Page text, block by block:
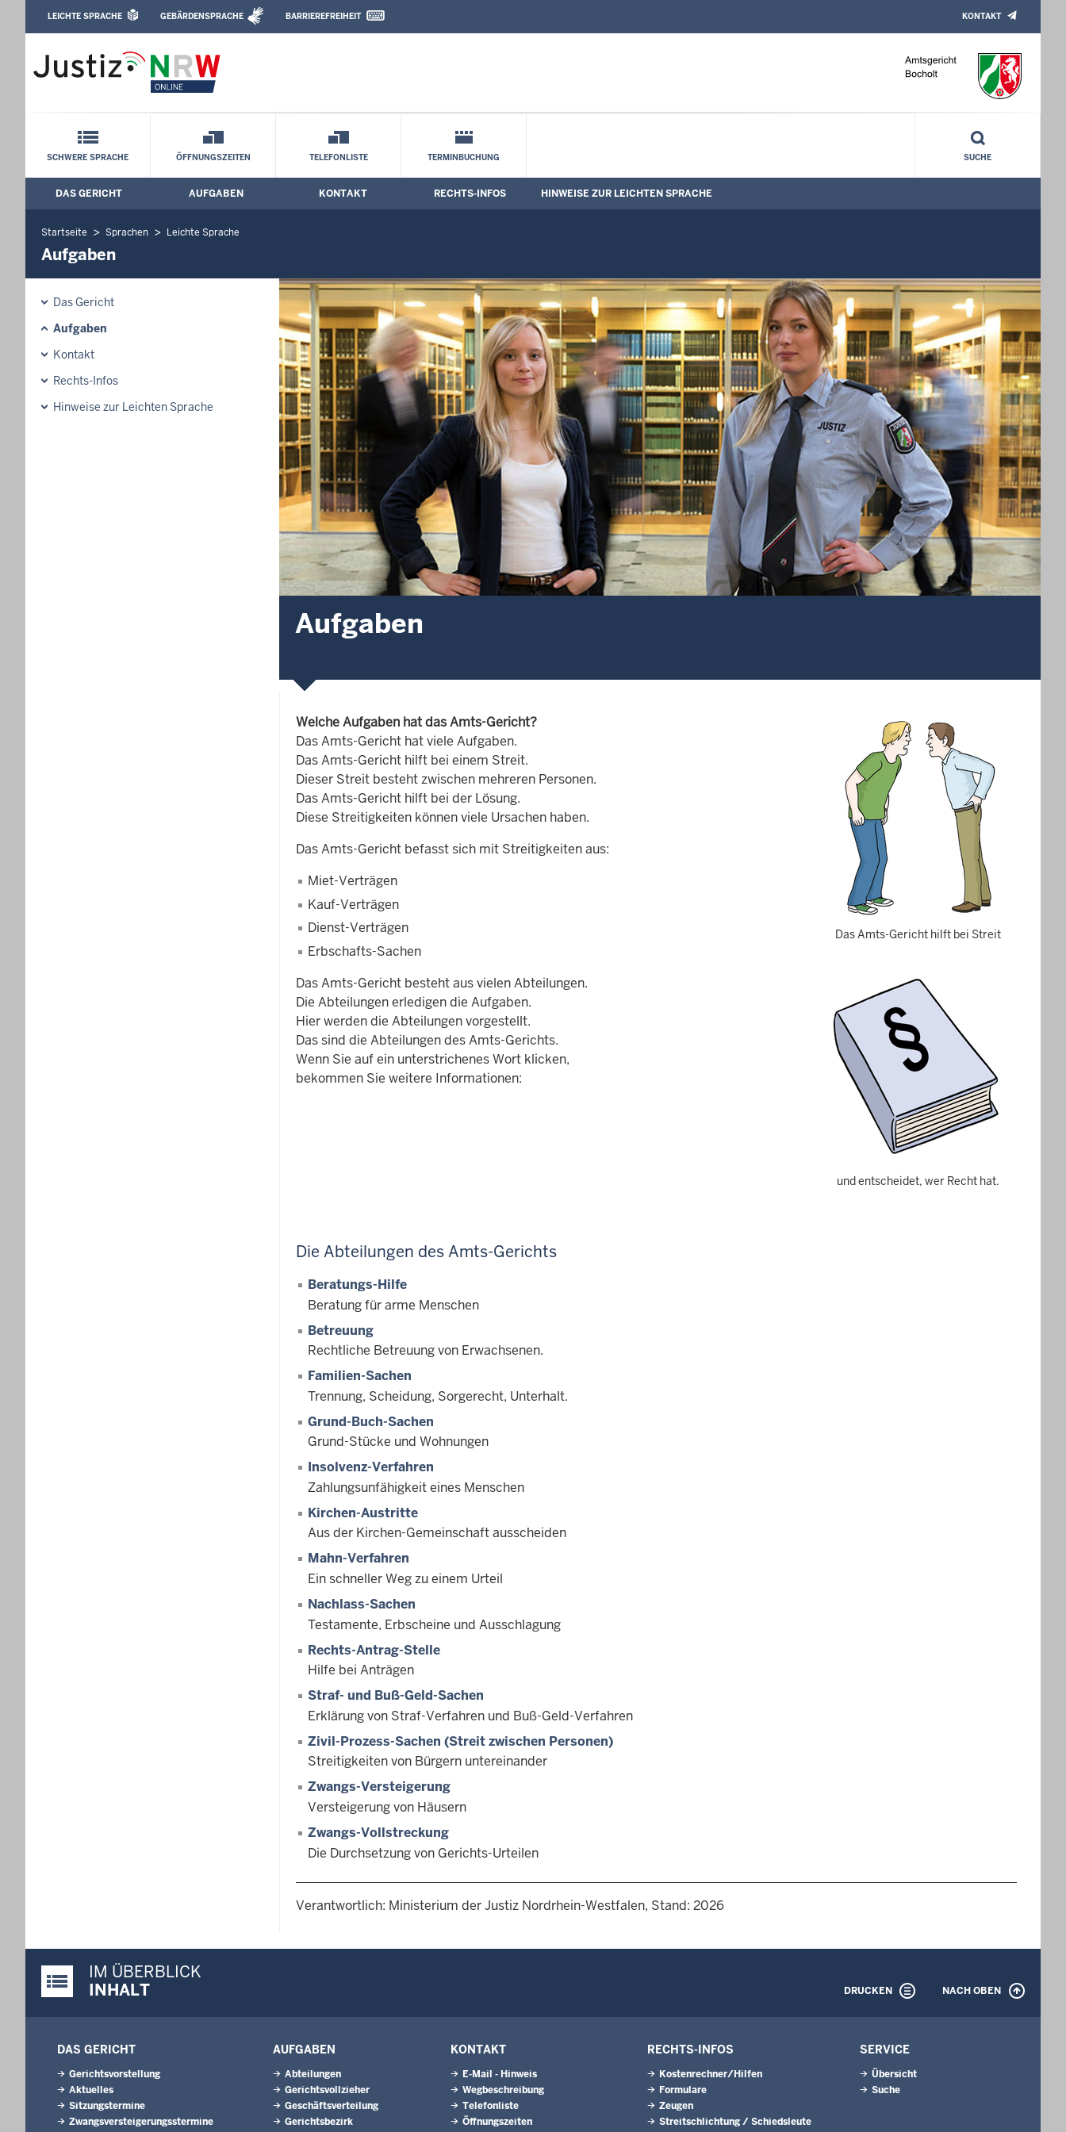
Amtsgericht Bocholt: Aufgaben
Leichte Sprache, Gebärdensprachenvideo und Kontaktformular
LEICHTE SPRACHE GEBÄRDENSPRACHE BARRIEREFREIHEIT KONTAKT
Schnellnavigation mit Volltext-Suche
SCHWERE SPRACHE ÖFFNUNGSZEITEN TELEFONLISTE TERMINBUCHUNG SUCHE
Hauptmenü: Hauptnavigation
DAS GERICHT AUFGABEN KONTAKT RECHTS-INFOS HINWEISE ZUR LEICHTEN SPRACHE
Startseite Sprachen Leichte Sprache
Aufgaben
Das Gericht
Aufgaben
Kontakt
Rechts-Infos
Hinweise zur Leichten Sprache
Aufgaben
Das Amts-Gericht hilft bei Streit
und entscheidet, wer Recht hat.
Welche Aufgaben hat das Amts-Gericht?
Das Amts-Gericht hat viele Aufgaben.
Das Amts-Gericht hilft bei einem Streit.
Dieser Streit besteht zwischen mehreren Personen.
Das Amts-Gericht hilft bei der Lösung.
Diese Streitigkeiten können viele Ursachen haben.
Das Amts-Gericht befasst sich mit Streitigkeiten aus:
Miet-Verträgen
Kauf-Verträgen
Dienst-Verträgen
Erbschafts-Sachen
Das Amts-Gericht besteht aus vielen Abteilungen.
Die Abteilungen erledigen die Aufgaben.
Hier werden die Abteilungen vorgestellt.
Das sind die Abteilungen des Amts-Gerichts.
Wenn Sie auf ein unterstrichenes Wort klicken,
bekommen Sie weitere Informationen:
Die Abteilungen des Amts-Gerichts
Beratungs-Hilfe
Beratung für arme Menschen
Betreuung
Rechtliche Betreuung von Erwachsenen.
Familien-Sachen
Trennung, Scheidung, Sorgerecht, Unterhalt.
Grund-Buch-Sachen
Grund-Stücke und Wohnungen
Insolvenz-Verfahren
Zahlungsunfähigkeit eines Menschen
Kirchen-Austritte
Aus der Kirchen-Gemeinschaft ausscheiden
Mahn-Verfahren
Ein schneller Weg zu einem Urteil
Nachlass-Sachen
Testamente, Erbscheine und Ausschlagung
Rechts-Antrag-Stelle
Hilfe bei Anträgen
Straf- und Buß-Geld-Sachen
Erklärung von Straf-Verfahren und Buß-Geld-Verfahren
Zivil-Prozess-Sachen (Streit zwischen Personen)
Streitigkeiten von Bürgern untereinander
Zwangs-Versteigerung
Versteigerung von Häusern
Zwangs-Vollstreckung
Die Durchsetzung von Gerichts-Urteilen
Verantwortlich: Ministerium der Justiz Nordrhein-Westfalen, Stand: 2026
Justiz-Portal im Überblick:
IM ÜBERBLICK
INHALT
DRUCKEN NACH OBEN
DAS GERICHT
Gerichtsvorstellung
Aktuelles
Sitzungstermine
Zwangsversteigerungs­stermine
AUFGABEN
Abteilungen
Gerichtsvollzieher
Geschäftsverteilung
Gerichtsbezirk
KONTAKT
E-Mail - Hinweis
Wegbeschreibung
Telefonliste
Öffnungszeiten
RECHTS-INFOS
Kostenrechner/Hilfen
Formulare
Zeugen
Streitschlichtung / Schiedsleute
SERVICE
Übersicht
Suche